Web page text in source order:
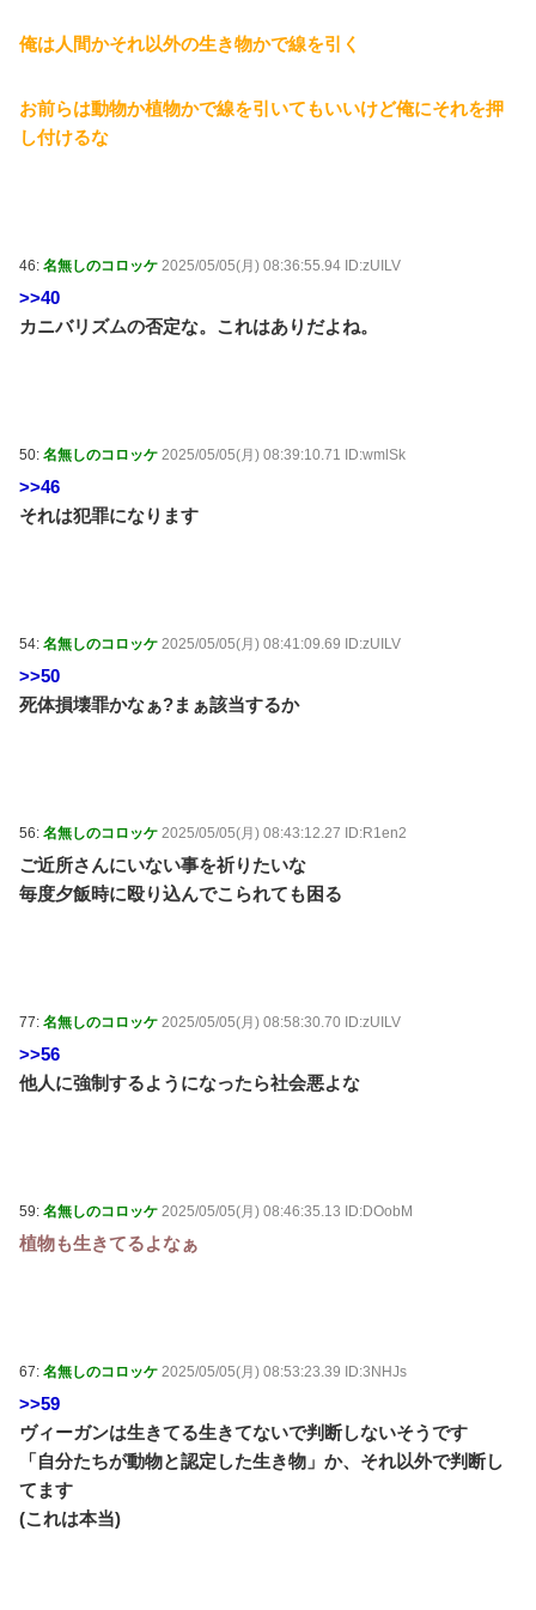
俺は人間かそれ以外の生き物かで線を引く
お前らは動物か植物かで線を引いてもいいけど俺にそれを押
し付けるな
46: 名無しのコロッケ 2025/05/05(月) 08:36:55.94 ID:zUILV
>>40
カニバリズムの否定な。これはありだよね。
50: 名無しのコロッケ 2025/05/05(月) 08:39:10.71 ID:wmlSk
>>46
それは犯罪になります
54: 名無しのコロッケ 2025/05/05(月) 08:41:09.69 ID:zUILV
>>50
死体損壊罪かなぁ?まぁ該当するか
56: 名無しのコロッケ 2025/05/05(月) 08:43:12.27 ID:R1en2
ご近所さんにいない事を祈りたいな
毎度夕飯時に殴り込んでこられても困る
77: 名無しのコロッケ 2025/05/05(月) 08:58:30.70 ID:zUILV
>>56
他人に強制するようになったら社会悪よな
59: 名無しのコロッケ 2025/05/05(月) 08:46:35.13 ID:DOobM
植物も生きてるよなぁ
67: 名無しのコロッケ 2025/05/05(月) 08:53:23.39 ID:3NHJs
>>59
ヴィーガンは生きてる生きてないで判断しないそうです
「自分たちが動物と認定した生き物」か、それ以外で判断し
てます
(これは本当)